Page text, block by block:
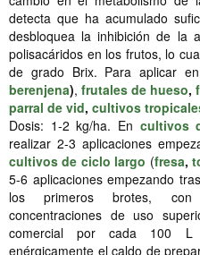
detecta que ha acumulado
desbloquea la inhibición de la
polisacáridos en los frutos, lo
de grado Brix. Para aplicar en
berenjena), frutales de hueso,
parral de vid, cultivos
Dosis: 1-2 kg/ha. En cultivos
realizar 2-3 aplicaciones
cultivos de ciclo largo (fresa,
5-6 aplicaciones empezando
los primeros brotes, con
concentraciones de uso
comercial por cada 100 L
enérgicamente el caldo de